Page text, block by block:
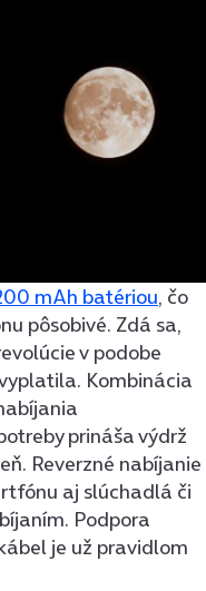
mAh batériou, čo
pôsobivé. Zdá sa,
v podobe
Kombinácia
prináša výdrž
Reverzné nabíjanie
aj slúchadlá či
Podpora
je už pravidlom